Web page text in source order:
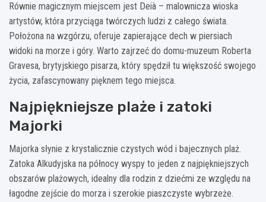
Równie magicznym miejscem jest Deià – malownicza wioska
artystów, która przyciąga twórczych ludzi z całego świata.
Położona na wzgórzu, oferuje zapierające dech w piersiach
widoki na morze i góry. Warto zajrzeć do domu-muzeum Roberta
Gravesa, brytyjskiego pisarza, który spędził tu większość swojego
życia, zafascynowany pięknem tego miejsca.
Najpiękniejsze plaże i zatoki
Majorki
Majorka słynie z krystalicznie czystych wód i bajecznych plaż.
Zatoka Alkudyjska na północy wyspy to jeden z najpiękniejszych
obszarów plażowych, idealny dla rodzin z dziećmi ze względu na
łagodne zejście do morza i szerokie piaszczyste wybrzeże.